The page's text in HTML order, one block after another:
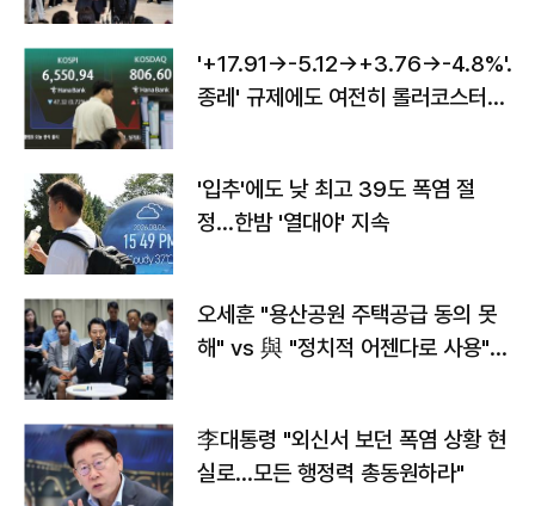
'+17.91→-5.12→+3.76→-4.8%'…'
종레' 규제에도 여전히 롤러코스터
'입추'에도 낮 최고 39도 폭염 절
정…한밤 '열대야' 지속
오세훈 "용산공원 주택공급 동의 못
해" vs 與 "정치적 어젠다로 사용"
李대통령 "외신서 보던 폭염 상황 현
실로…모든 행정력 총동원하라"